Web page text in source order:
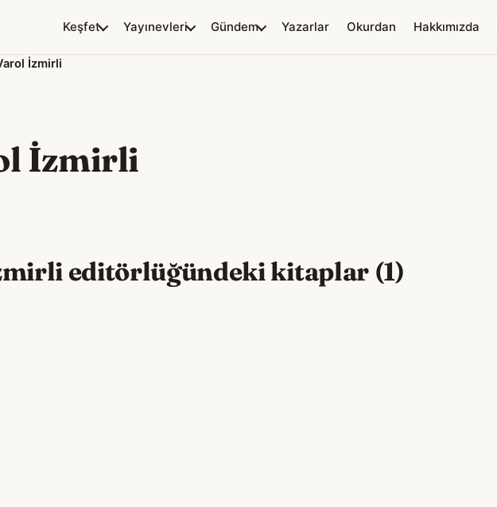
Keşfet Yayınevleri Gündem Yazarlar Okurdan Hakkımızda
İzmirli
İzmirli
editörlüğündeki kitaplar (1)